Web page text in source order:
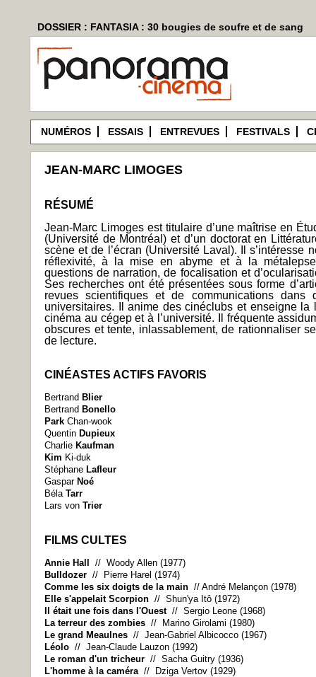
DOSSIER : FANTASIA : 30 bougies de soufre et de sang
NUMÉROS ESSAIS ENTREVUES FESTIVALS
JEAN-MARC LIMOGES
RÉSUMÉ
Jean-Marc Limoges est titulaire d’une maîtrise en
(Université de Montréal) et d’un doctorat en
scène et de l’écran (Université Laval). Il s’intéresse
réflexivité, à la mise en abyme et à la
questions de narration, de focalisation et
Ses recherches ont été présentées sous forme
revues scientifiques et de communications dans
universitaires. Il anime des cinéclubs et enseigne la
cinéma au cégep et à l’université. Il fréquente
obscures et tente, inlassablement, de rationnaliser
de lecture.
CINÉASTES ACTIFS FAVORIS
Bertrand Blier
Bertrand Bonello
Park Chan-wook
Quentin Dupieux
Charlie Kaufman
Kim Ki-duk
Stéphane Lafleur
Gaspar Noé
Béla Tarr
Lars von Trier
FILMS CULTES
Annie Hall // Woody Allen (1977)
Bulldozer // Pierre Harel (1974)
Comme les six doigts de la main // André Melançon (1978)
Elle s'appelait Scorpion // Shun'ya Itô (1972)
Il était une fois dans l'Ouest // Sergio Leone (1968)
La terreur des zombies // Marino Girolami (1980)
Le grand Meaulnes // Jean-Gabriel Albicocco (1967)
Léolo // Jean-Claude Lauzon (1992)
Le roman d'un tricheur // Sacha Guitry (1936)
L'homme à la caméra // Dziga Vertov (1929)